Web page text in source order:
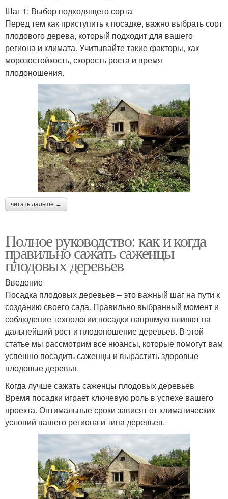
Шаг 1: Выбор подходящего сорта
Перед тем как приступить к посадке, важно выбрать сорт
плодового дерева, который подходит для вашего
региона и климата. Учитывайте такие факторы, как
морозостойкость, скорость роста и время
плодоношения.
читать дальше →
Полное руководство: как и когда
правильно сажать саженцы
плодовых деревьев
Введение
Посадка плодовых деревьев – это важный шаг на пути к
созданию своего сада. Правильно выбранный момент и
соблюдение технологии посадки напрямую влияют на
дальнейший рост и плодоношение деревьев. В этой
статье мы рассмотрим все нюансы, которые помогут вам
успешно посадить саженцы и вырастить здоровые
плодовые деревья.
Когда лучше сажать саженцы плодовых деревьев
Время посадки играет ключевую роль в успехе вашего
проекта. Оптимальные сроки зависят от климатических
условий вашего региона и типа деревьев.